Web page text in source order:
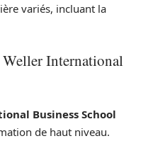
variés, incluant la
Weller International
Business School
de haut niveau.